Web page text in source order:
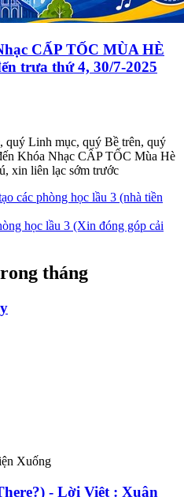
CẤP TỐC MÙA HÈ
trưa thứ 4, 30/7-2025
quý Linh mục, quý Bề trên, quý
Khóa Nhạc CẤP TỐC Mùa Hè
xin liên lạc sớm trước
các phòng học lầu 3 (nhà tiền
học lầu 3 (Xin đóng góp cải
tháng
Xuống
- Lời Việt : Xuân